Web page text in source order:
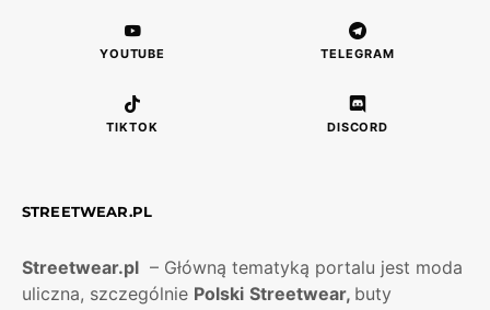
YOUTUBE TELEGRAM
TIKTOK DISCORD
STREETWEAR.PL
Streetwear.pl – Główną tematyką portalu jest moda
uliczna, szczególnie Polski Streetwear, buty